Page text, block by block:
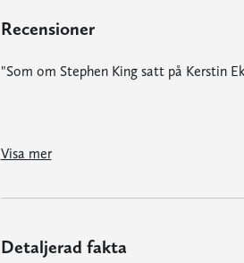
Recensioner
"Som om Stephen King​ satt på Kerstin
Visa mer
Detaljerad fakta